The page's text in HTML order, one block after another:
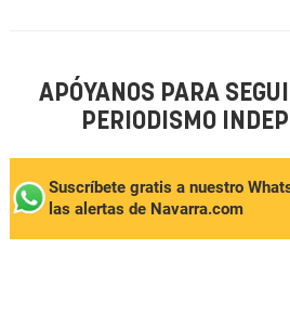
APÓYANOS PARA
PERIODISMO
Suscríbete gratis a nuestro
las alertas de Navarra.com